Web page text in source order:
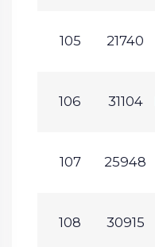
105 21740
106 31104
107 25948
108 30915